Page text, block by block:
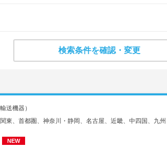
検索条件を確認・変更
送機器）
東、首都圏、神奈川・静岡、名古屋、近畿、中四国、九州
NEW